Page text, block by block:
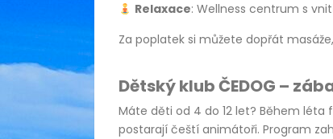
Relaxace: Wellness centrum s
Za poplatek si můžete dopřát
Dětský klub ČEDOG –
Máte děti od 4 do 12 let? Během léta
postarají čeští animátoři. Program